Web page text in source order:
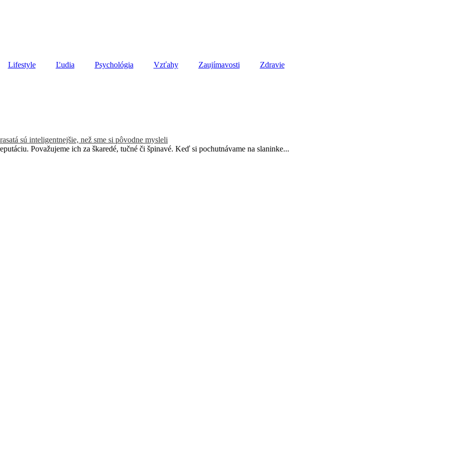
Lifestyle Ľudia Psychológia Vzťahy Zaujímavosti
Zdravie
sú inteligentnejšie, než sme si pôvodne mysleli
Považujeme ich za škaredé, tučné či špinavé. Keď si pochutnávame na slaninke...